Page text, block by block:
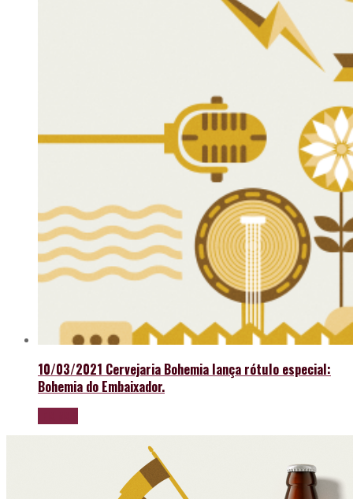
10/03/2021 Cervejaria Bohemia lança rótulo especial:
Bohemia do Embaixador.